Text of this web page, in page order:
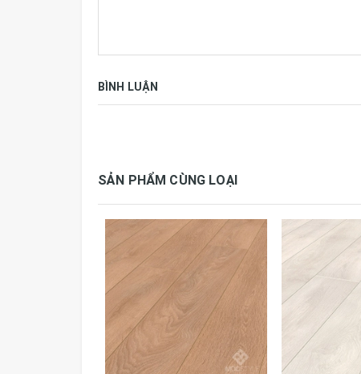
Người bị dị ứng cũng hoàn toàn thoải mái với
các vi sinh vật gây dị ứng phát triển.
Thông số kỹ thuật:
Thương hiệu Krono
Tiêu chuẩn AC5,
Qui cách 1285 x
BÌNH LUẬN
SẢN PHẨM CÙNG LOẠI